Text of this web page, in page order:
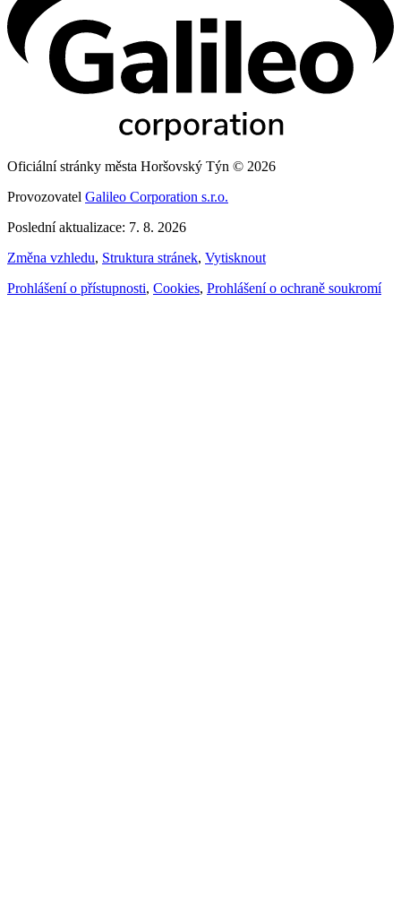
Oficiální stránky města Horšovský Týn © 2026
Provozovatel Galileo Corporation s.r.o.
Poslední aktualizace: 7. 8. 2026
Změna vzhledu, Struktura stránek, Vytisknout
Prohlášení o přístupnosti, Cookies, Prohlášení o ochraně soukromí